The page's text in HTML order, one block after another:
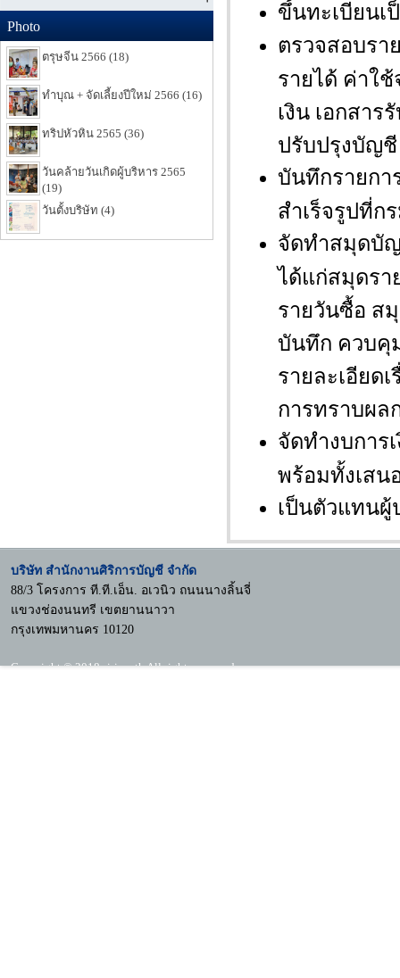
Photo
ตรุษจีน 2566 (18)
ทำบุณ + จัดเลี้ยงปีใหม่ 2566 (16)
ทริปหัวหิน 2565 (36)
วันคล้ายวันเกิดผู้บริหาร 2565
(19)
วันตั้งบริษัท (4)
ขึ้นทะเบียน
ตรวจสอบรา
รายได้ ค่าใ
เงิน เอกสา
ปรับปรุงบัญ
บันทึกรายก
สำเร็จรูปที่ก
จัดทำสมุดบั
ได้แก่สมุดรา
รายวันซื้อ ส
บันทึก ควบคุ
รายละเอียด
การทราบผล
จัดทำงบการ
พร้อมทั้งเสน
เป็นตัวแทน
บริษัท สำนักงานศิริการบัญชี จำกัด
88/3 โครงการ ที.ที.เอ็น. อเวนิว ถนนนางลิ้นจี่
แขวงช่องนนทรี เขตยานนาวา
กรุงเทพมหานคร 10120
Copyright © 2018 siri.co.th All rights reserved.